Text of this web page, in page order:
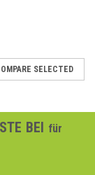
SELECTED
BEI für